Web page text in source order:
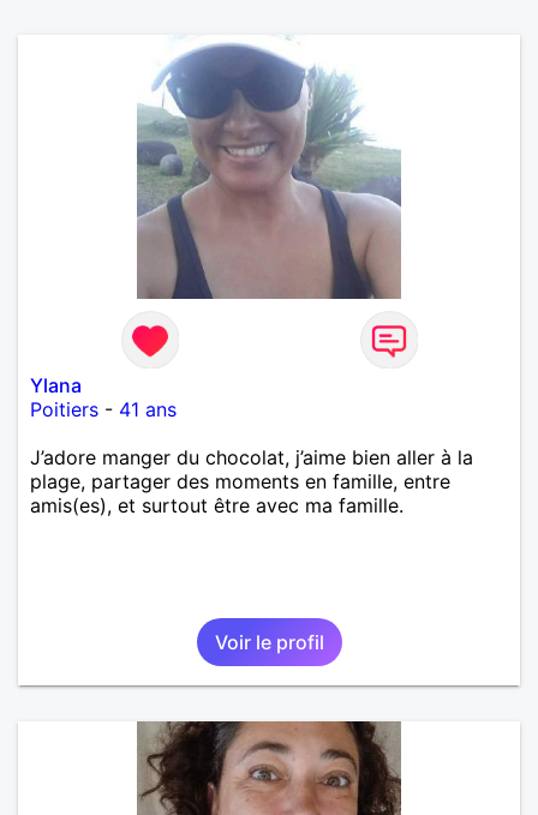
Ylana
Poitiers - 41 ans
J’adore manger du chocolat, j’aime bien aller à la
plage, partager des moments en famille, entre
amis(es), et surtout être avec ma famille.
Voir le profil